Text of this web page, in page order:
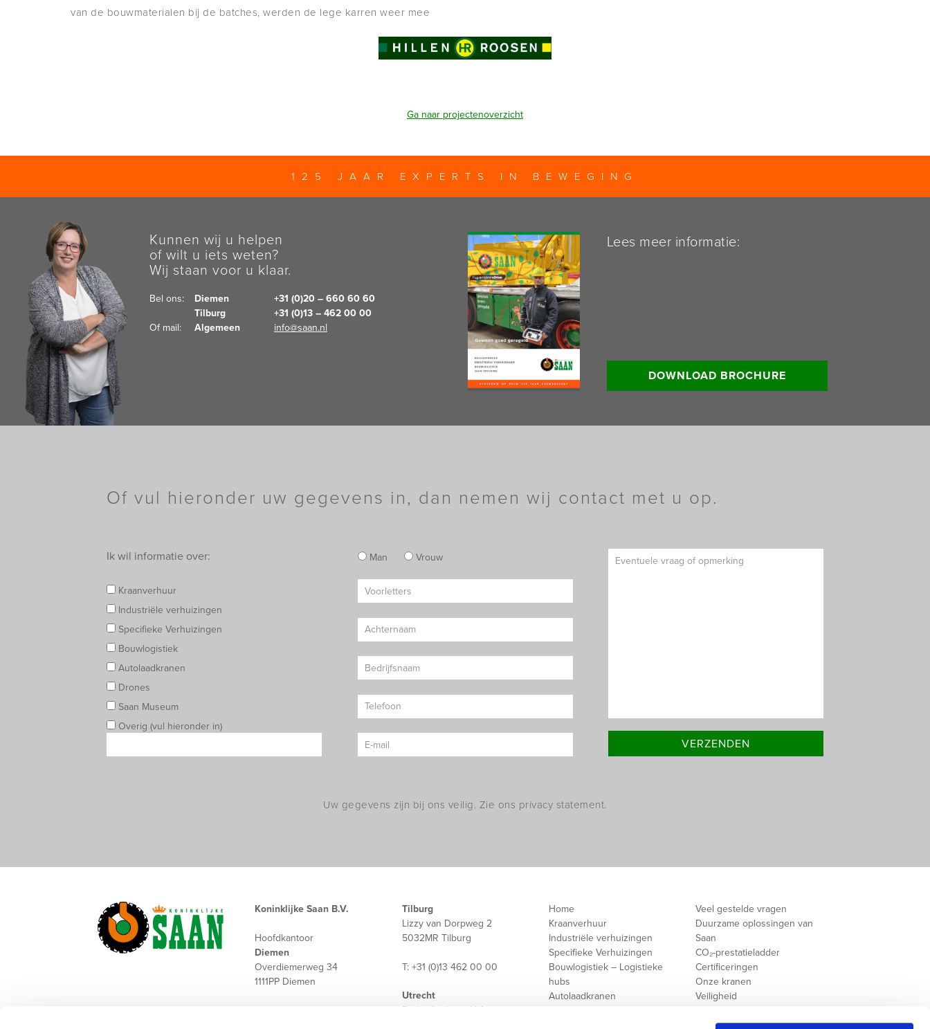
van de bouwmaterialen bij de batches, werden de lege karren weer mee
Ga naar projectenoverzicht
125 JAAR EXPERTS IN BEWEGING
Kunnen wij u helpen
of wilt u iets weten?
Wij staan voor u klaar.
Bel ons: Diemen
+31 (0)20 – 660 60 60
Tilburg
+31 (0)13 – 462 00 00
Of mail:
Algemeen info@saan.nl
Lees meer informatie:
DOWNLOAD BROCHURE
Of vul hieronder uw gegevens in, dan nemen wij contact met u op.
Ik wil informatie over:
Kraanverhuur
Industriële verhuizingen
Specifieke Verhuizingen
Bouwlogistiek
Autolaadkranen
Drones
Saan Museum
Overig (vul hieronder in)
Man Vrouw
Uw gegevens zijn bij ons veilig. Zie ons privacy statement.
Koninklijke Saan B.V.
Hoofdkantoor
Diemen
Overdiemerweg 34
1111PP Diemen
Tilburg
Lizzy van Dorpweg 2
5032MR Tilburg
T: +31 (0)13 462 00 00
Utrecht
Rutherfordweg 104
Home
Kraanverhuur
Industriële verhuizingen
Specifieke Verhuizingen
Bouwlogistiek – Logistieke
hubs
Autolaadkranen
Veel gestelde vragen
Duurzame oplossingen van
Saan
CO₂-prestatieladder
Certificeringen
Onze kranen
Veiligheid